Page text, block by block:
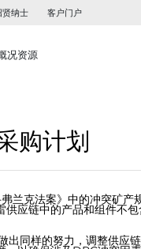
贤纳士 客户门户
况资源
购计划
克法案》中的冲突矿产
供应链中的产品和组件不
同样的努力，调整供应